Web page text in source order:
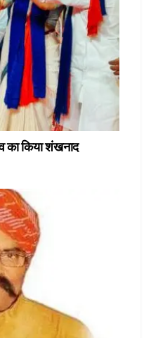
का किया शंखनाद